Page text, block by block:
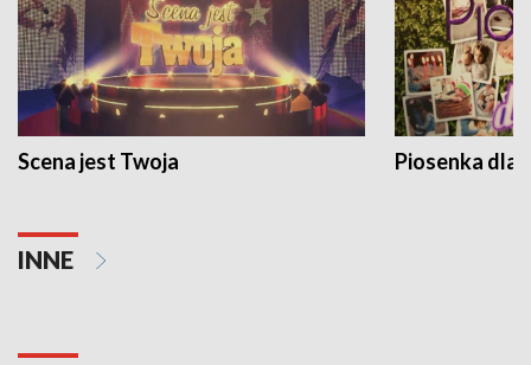
Scena jest Twoja Piosenka dla
INNE